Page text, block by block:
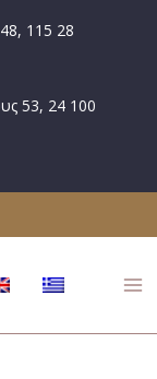
115 28
53, 24 100